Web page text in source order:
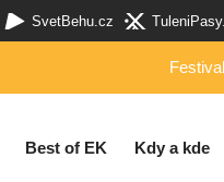
SvetBehu.cz
Best of EK Kdy a kde